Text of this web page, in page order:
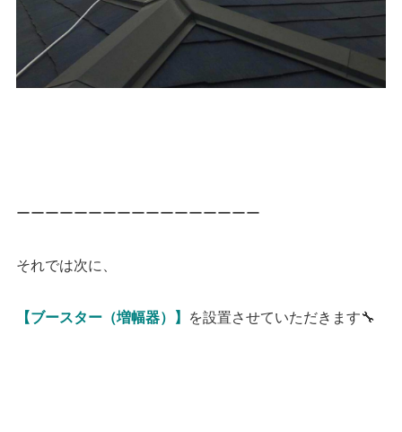
ーーーーーーーーーーーーーーーーー
それでは次に、
【ブースター（増幅器）】 を設置させていただきます🔧